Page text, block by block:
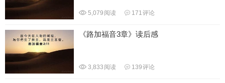
5,079 阅读 171评论
《路加福音3章》读后感
3,833 阅读 139评论